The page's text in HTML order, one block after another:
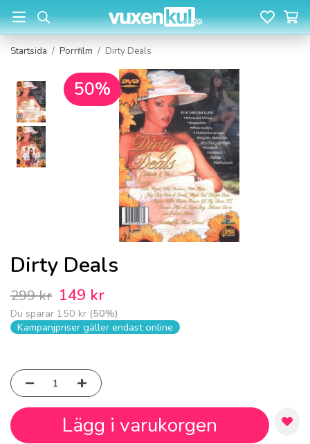
Startsida / Porrfilm / Dirty Deals
50%
Dirty Deals
299 kr 149 kr
Du sparar 150 kr (50%)
Kampanjpriser gäller endast online
Lägg i varukorgen